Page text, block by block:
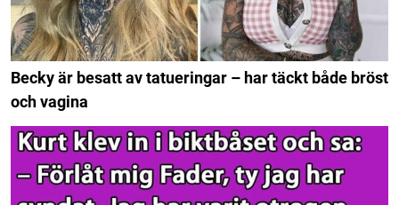
Becky är besatt av tatueringar – har täckt både bröst
och vagina